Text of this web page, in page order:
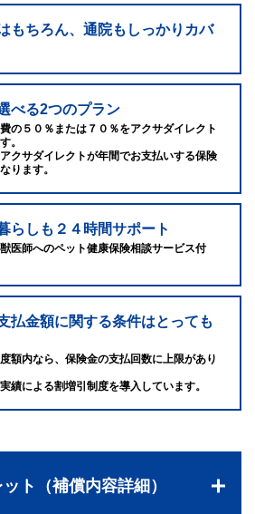
もちろん、通院もしっかりカバ
べる2つのプラン
の５０％または７０％をアクサダイレクト
。
クサダイレクトが年間でお支払いする保険
ります。
らしも２４時間サポート
医師へのペット健康保険相談サービス付
払金額に関する条件はとっても
額内なら、保険金の支払回数に上限があり
績による割増引制度を導入しています。
ト（補償内容詳細）